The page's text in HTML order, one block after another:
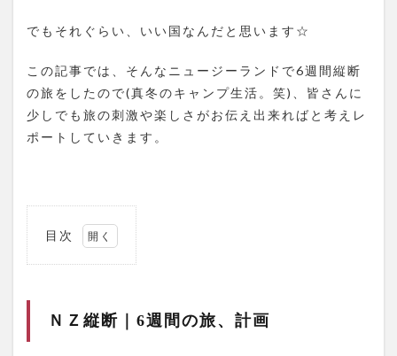
でもそれぐらい、いい国なんだと思います☆
この記事では、そんなニュージーランドで6週間縦断
の旅をしたので(真冬のキャンプ生活。笑)、皆さんに
少しでも旅の刺激や楽しさがお伝え出来ればと考えレ
ポートしていきます。
目次
週間
ＮＺ縦断｜6週間の旅、計画